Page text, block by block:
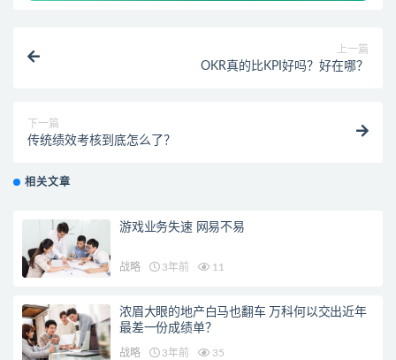
上一篇
OKR真的比KPI好吗？好在哪？
下一篇
传统绩效考核到底怎么了？
相关文章
游戏业务失速 网易不易
战略 3年前 11
浓眉大眼的地产白马也翻车 万科何以交出近年
最差一份成绩单？
战略 3年前 35